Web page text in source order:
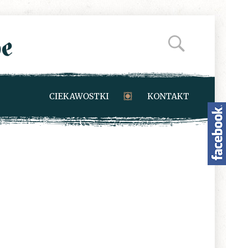
CIEKAWOSTKI KONTAKT